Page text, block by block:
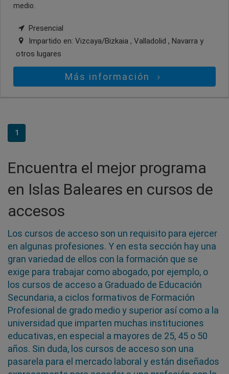
medio.
Presencial
Impartido en: Vizcaya/Bizkaia , Valladolid , Navarra y
otros lugares
Más información
1
Encuentra el mejor programa
en Islas Baleares en cursos de
accesos
Los cursos de acceso son un requisito para ejercer
en algunas profesiones. Y en esta sección hay una
gran variedad de ellos con la formación que se
exige para trabajar como abogado, por ejemplo, o
los cursos de acceso a Graduado de Educación
Secundaria, a ciclos formativos de Formación
Profesional de grado medio y superior así como a la
universidad que imparten muchas instituciones
educativas, en especial a mayores de 25, 45 o 50
años. Sin duda, los cursos de acceso son una
pasarela para el mercado laboral y están diseñados